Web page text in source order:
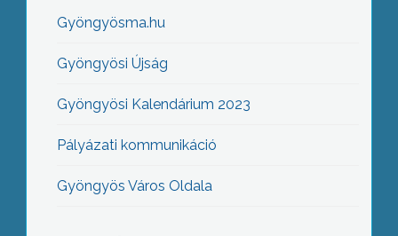
Gyöngyösma.hu
Gyöngyösi Újság
Gyöngyösi Kalendárium 2023
Pályázati kommunikáció
Gyöngyös Város Oldala